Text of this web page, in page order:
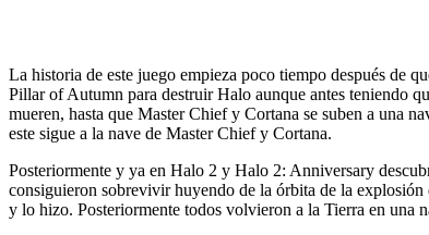
La historia de este juego empieza poco tiempo después de
Pillar of Autumn para destruir Halo aunque antes teniendo
mueren, hasta que Master Chief y Cortana se suben a una
este sigue a la nave de Master Chief y Cortana.
Posteriormente y ya en Halo 2 y Halo 2: Anniversary
consiguieron sobrevivir huyendo de la órbita de la
y lo hizo. Posteriormente todos volvieron a la Tierra en una